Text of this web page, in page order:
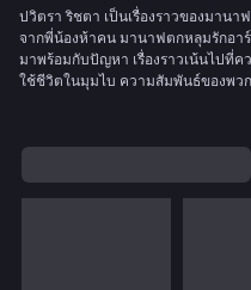
ปวิตรา ริชตา เป็นเรื่องราวของมาน
จากพี่น้องห้าคน มานาฟตกหลุมรักอ
มาพร้อมกับปัญหา เรื่องราวเน้นไปที่
ใช้ชีวิตในมุมไบ ความสัมพันธ์ของพว